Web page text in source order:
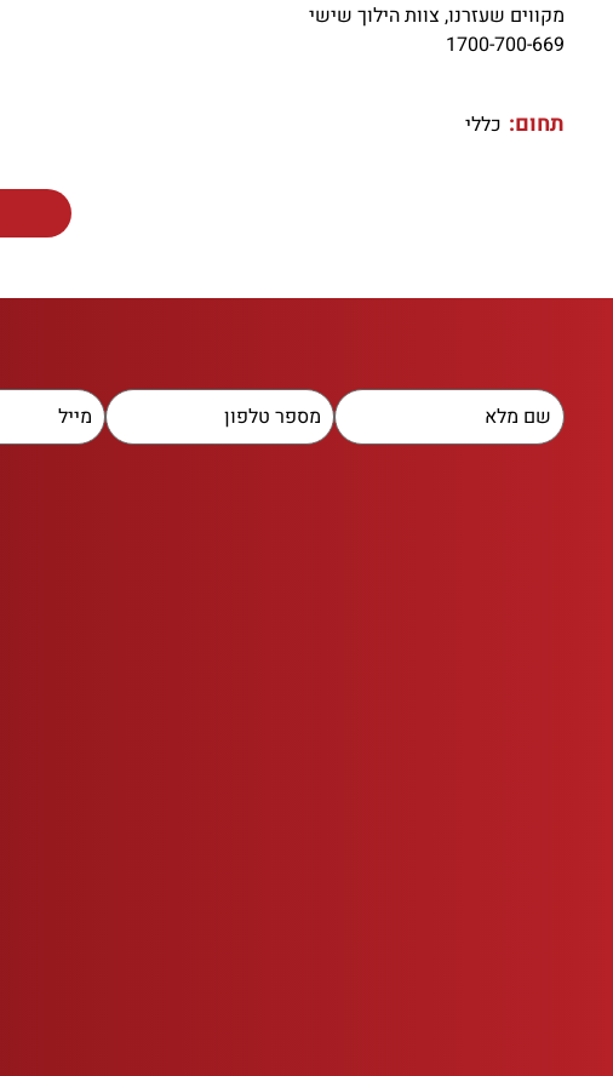
מקווים שעזרנו, צוות הילוך שישי
1700-700-669
תחום: כללי